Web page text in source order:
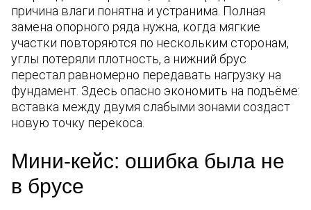
причина влаги понятна и устранима. Полная
замена опорного ряда нужна, когда мягкие
участки повторяются по нескольким сторонам,
углы потеряли плотность, а нижний брус
перестал равномерно передавать нагрузку на
фундамент. Здесь опасно экономить на подъёме:
вставка между двумя слабыми зонами создаст
новую точку перекоса.
Мини-кейс: ошибка была не
в брусе